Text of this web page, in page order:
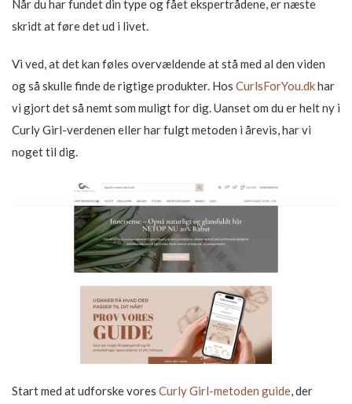
Når du har fundet din type og fået ekspertrådene, er næste
skridt at føre det ud i livet.
Vi ved, at det kan føles overvældende at stå med al den viden
og så skulle finde de rigtige produkter. Hos CurlsForYou.dkhar
vi gjort det så nemt som muligt for dig. Uanset om du er helt ny i
Curly Girl-verdenen eller har fulgt metoden i årevis, har vi
noget til dig.
Start med at udforske vores Curly Girl-metoden guide , der